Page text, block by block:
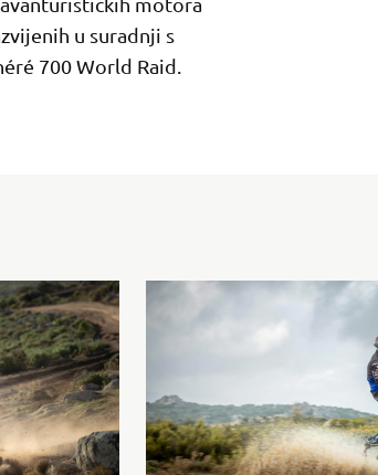
u suradnji s
700 World Raid.